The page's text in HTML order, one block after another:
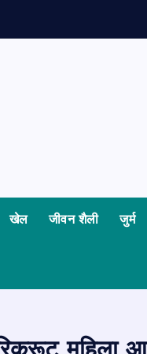
खेल जीवन शैली जुर्म